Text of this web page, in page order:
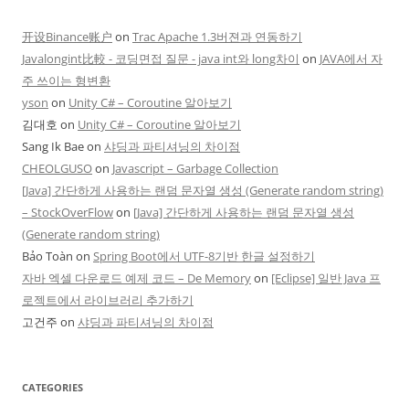
开设Binance账户 on Trac Apache 1.3버젼과 연동하기
Javalongint比較 - 코딩면접 질문 - java int와 long차이 on JAVA에서 자
주 쓰이는 형변환
yson on Unity C# – Coroutine 알아보기
김대호 on Unity C# – Coroutine 알아보기
Sang Ik Baeon 샤딩과 파티셔닝의 차이점
CHEOLGUSOon Javascript – Garbage Collection
[Java] 간단하게 사용하는 랜덤 문자열 생성 (Generate random string)
– StockOverFlowon [Java] 간단하게 사용하는 랜덤 문자열 생성
(Generate random string)
Bảo Toàn on Spring Boot에서 UTF-8기반 한글 설정하기
자바 엑셀 다운로드 예제 코드 – De Memoryon [Eclipse] 일반 Java 프
로젝트에서 라이브러리 추가하기
고건주 on 샤딩과 파티셔닝의 차이점
CATEGORIES